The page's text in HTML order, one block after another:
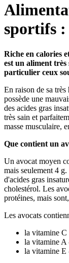
sportifs :
Riche en calories
est un aliment très
particulier ceux
En raison de sa
possède une
des acides gras
très sain et
masse musculaire,
Que contient un
Un avocat moyen
mais seulement 4
d'acides gras
cholestérol. Les
protéines, mais
Les avocats
la vitamine C
la vitamine A
la vitamine E